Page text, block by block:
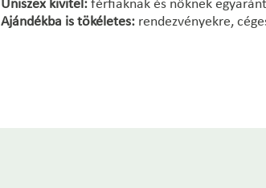
Uniszex kivitel: férfiaknak és nőknek
Ajándékba is tökéletes: rendezvényekre,